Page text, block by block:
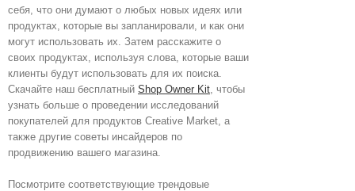
себя, что они думают о любых новых идеях или
продуктах, которые вы запланировали, и как они
могут использовать их. Затем расскажите о
своих продуктах, используя слова, которые ваши
клиенты будут использовать для их поиска.
Скачайте наш бесплатный Shop Owner Kit, чтобы
узнать больше о проведении исследований
покупателей для продуктов Creative Market, а
также другие советы инсайдеров по
продвижению вашего магазина.
Посмотрите соответствующие трендовые